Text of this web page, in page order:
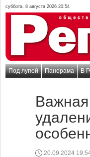
суббота, 8 августа 2026 20:54
Под лупой Панорама В
20.09.2024